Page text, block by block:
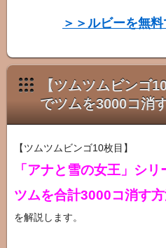
＞＞ルビーを無
【ツムツムビンゴ
でツムを3000コ消
【ツムツムビンゴ10枚目】
「アナと雪の女王」シ
ツムを合計3000コ消す
を解説します。